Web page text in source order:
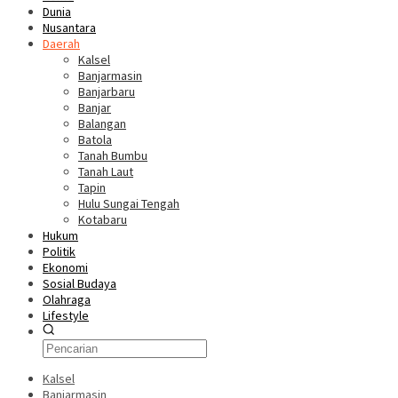
Dunia
Nusantara
Daerah
Kalsel
Banjarmasin
Banjarbaru
Banjar
Balangan
Batola
Tanah Bumbu
Tanah Laut
Tapin
Hulu Sungai Tengah
Kotabaru
Hukum
Politik
Ekonomi
Sosial Budaya
Olahraga
Lifestyle
Kalsel
Banjarmasin